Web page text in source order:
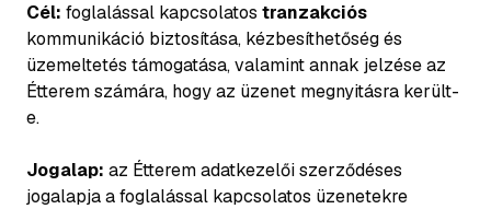
Cél: foglalással kapcsolatos tranzakciós
kommunikáció biztosítása, kézbesíthetőség és
üzemeltetés támogatása, valamint annak jelzése az
Étterem számára, hogy az üzenet megnyitásra került-
e.
Jogalap: az Étterem adatkezelői szerződéses
jogalapja a foglalással kapcsolatos üzenetekre